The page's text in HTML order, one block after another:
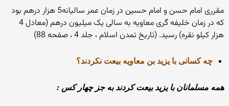
مقرری امام حسن و امام حسین در زمان عمر سالیانه5 هزار درهم بود
که در زمان خلیفه گری معاویه به سالی یک میلیون درهم (معادل 4
هزار کیلو نقره) رسید. (تاریخ تمدن اسلام ، جلد 4 ، صفحه 88)
چه کسانی با یزید بن معاویه بیعت نکردند؟
همه مسلمانان با یزید بیعت کردند به جز چهار کس :